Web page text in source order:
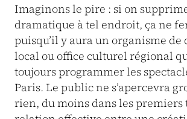
Imaginons le pire : si on
dramatique à tel endroit, ça ne
puisqu’il y aura un organisme de
local ou office culturel régional
toujours programmer les
Paris. Le public ne s’apercevra
rien, du moins dans les premiers